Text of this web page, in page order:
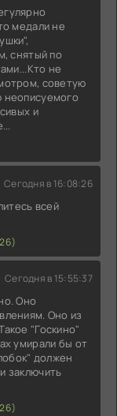
медали не
снятый по
не
советую
неописуемого
и
Сегодня в 16:08:26
всей
Сегодня в 15:55:37
Оно
Оно из
"Госкино"
умирали бы от
должен
заключить